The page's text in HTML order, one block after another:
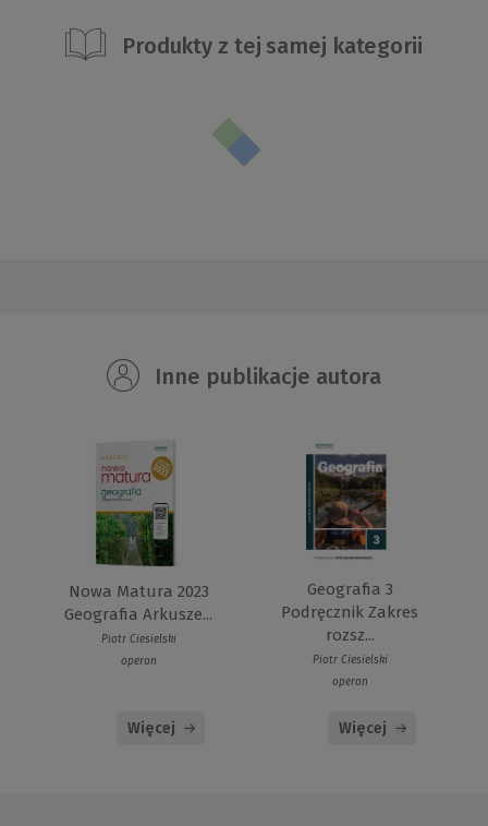
Produkty z tej samej kategorii
Inne publikacje autora
Nowa Matura 2023
Geografia Arkusze...
Piotr Ciesielski
operon
Więcej
Geografia 3
Podręcznik Zakres
rozsz...
Piotr Ciesielski
operon
Więcej